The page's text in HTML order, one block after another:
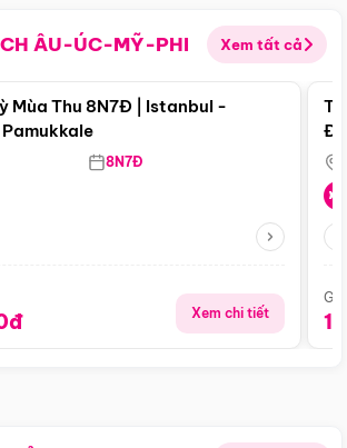
ÂU-ÚC-MỸ-PHI Xem tất cả
Điểm nổi bật
Mùa Thu 8N7Đ | Istanbul -
8N7Đ
Xem chi tiết